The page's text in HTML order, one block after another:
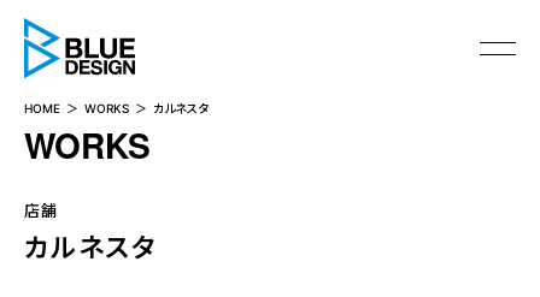
HOME WORKS カルネスタ
WORKS
店舗
カルネスタ